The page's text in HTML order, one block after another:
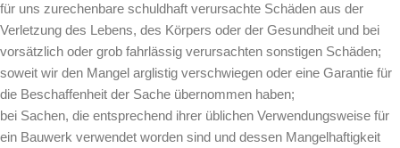
für uns zurechenbare schuldhaft verursachte Schäden aus der
Verletzung des Lebens, des Körpers oder der Gesundheit und bei
vorsätzlich oder grob fahrlässig verursachten sonstigen Schäden;
soweit wir den Mangel arglistig verschwiegen oder eine Garantie für
die Beschaffenheit der Sache übernommen haben;
bei Sachen, die entsprechend ihrer üblichen Verwendungsweise für
ein Bauwerk verwendet worden sind und dessen Mangelhaftigkeit